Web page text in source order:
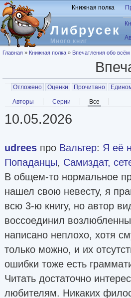
Перейти к основному содержанию
Либрусек
Много книг
Книжная полка
Вы здесь
Главная » Книжная полка » Впечатления обо всём
Главные вкладки
Отложено Оценки Прочитано
Вторичные вкладки
Авторы Серии Все
10.05.2026
udrees про Вальтер: Я её
Попаданцы, Самиздат,
В общем-то нормальное
нашел свою невесту, я
всю 3-ю книгу, но автор
воссоединил
написано неплохо, хотя
только можно, и их
ошибки тоже есть
Читать достаточно
любителям. Никаких